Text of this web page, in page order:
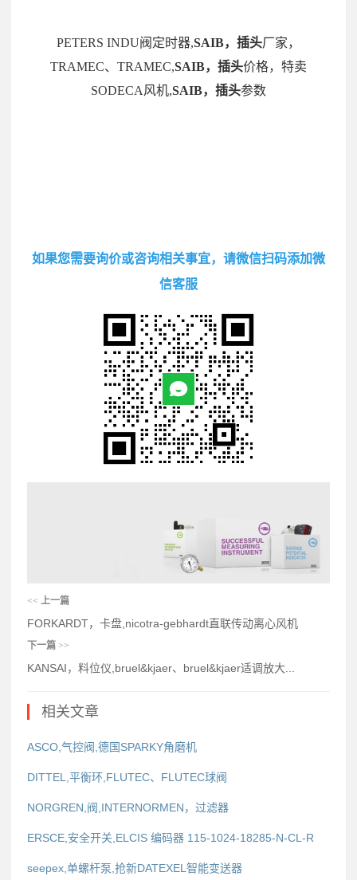
PETERS INDU阀定时器,SAIB，插头厂家，
TRAMEC、TRAMEC,SAIB，插头价格，特卖
SODECA风机,SAIB，插头参数
如果您需要询价或咨询相关事宜，请微信扫码添加微
信客服
<< 上一篇
FORKARDT，卡盘,nicotra-gebhardt直联传动离心风机
下一篇 >>
KANSAI，料位仪,bruel&kjaer、bruel&kjaer适调放大...
相关文章
ASCO,气控阀,德国SPARKY角磨机
DITTEL,平衡环,FLUTEC、FLUTEC球阀
NORGREN,阀,INTERNORMEN，过滤器
ERSCE,安全开关,ELCIS 编码器 115-1024-18285-N-CL-R
seepex,单螺杆泵,抢新DATEXEL智能变送器